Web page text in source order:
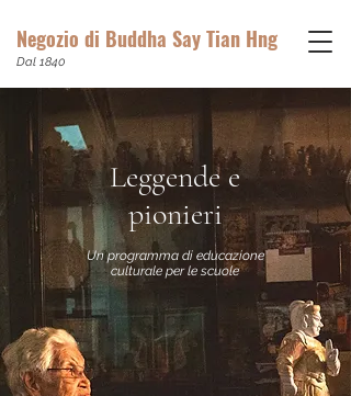
Negozio di Buddha Say Tian Hng
Dal 1840
Un programma di educazione
culturale per le scuole
Leggende e
pionieri